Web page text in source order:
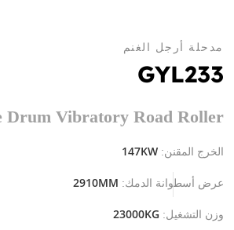
مدحلة أرجل الغنم
GYL233
Drum Vibratory Road Roller
الخرج المقنن:147KW
عرض أسطوانة الدمك: 2910MM
وزن التشغيل: 23000KG